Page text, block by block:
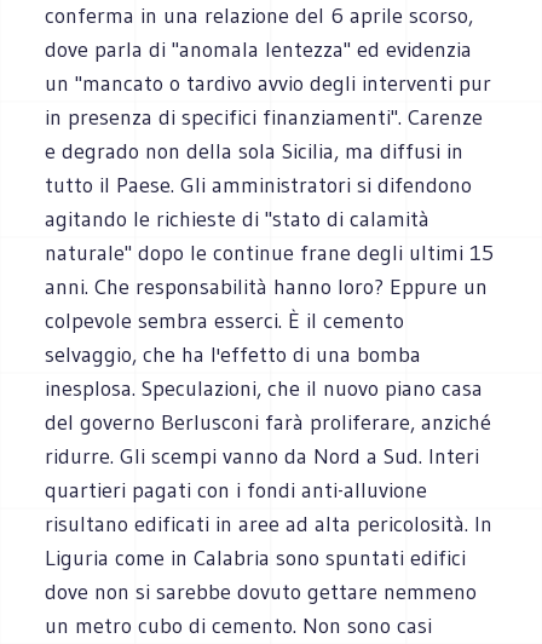
conferma in una relazione del 6 aprile scorso,
dove parla di "anomala lentezza" ed evidenzia
un "mancato o tardivo avvio degli interventi pur
in presenza di specifici finanziamenti". Carenze
e degrado non della sola Sicilia, ma diffusi in
tutto il Paese. Gli amministratori si difendono
agitando le richieste di "stato di calamità
naturale" dopo le continue frane degli ultimi 15
anni. Che responsabilità hanno loro? Eppure un
colpevole sembra esserci. È il cemento
selvaggio, che ha l'effetto di una bomba
inesplosa. Speculazioni, che il nuovo piano casa
del governo Berlusconi farà proliferare, anziché
ridurre. Gli scempi vanno da Nord a Sud. Interi
quartieri pagati con i fondi anti-alluvione
risultano edificati in aree ad alta pericolosità. In
Liguria come in Calabria sono spuntati edifici
dove non si sarebbe dovuto gettare nemmeno
un metro cubo di cemento. Non sono casi